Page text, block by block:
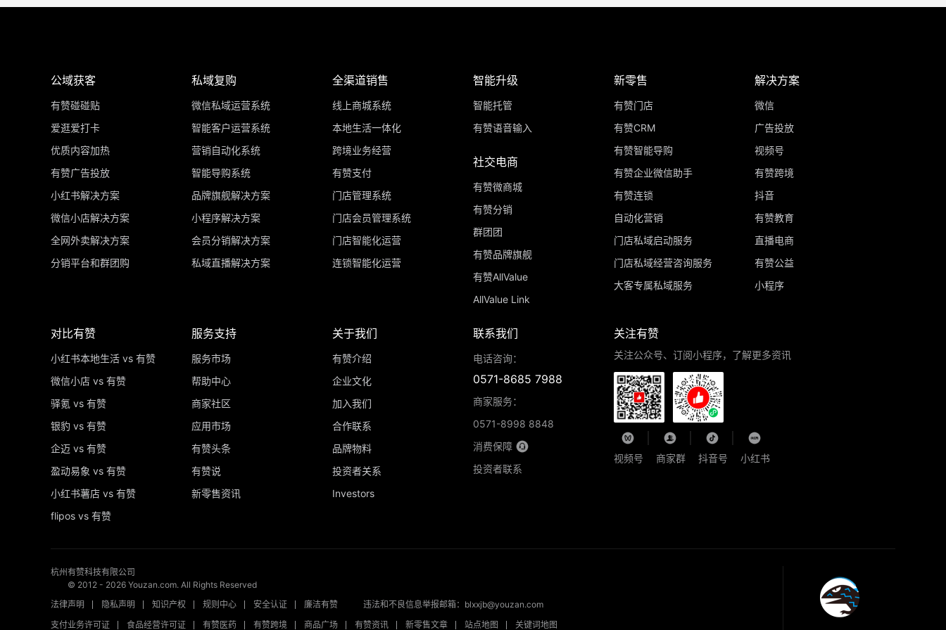
公域获客
有赞碰碰贴
爱逛爱打卡
优质内容加热
有赞广告投放
小红书解决方案
微信小店解决方案
全网外卖解决方案
分销平台和群团购
私域复购
微信私域运营系统
智能客户运营系统
营销自动化系统
智能导购系统
品牌旗舰解决方案
小程序解决方案
会员分销解决方案
私域直播解决方案
全渠道销售
线上商城系统
本地生活一体化
跨境业务经营
有赞支付
门店管理系统
门店会员管理系统
门店智能化运营
连锁智能化运营
智能升级
智能托管
有赞语音输入
社交电商
有赞微商城
有赞分销
群团团
有赞品牌旗舰
有赞AllValue
AllValue Link
新零售
有赞门店
有赞CRM
有赞智能导购
有赞企业微信助手
有赞连锁
自动化营销
门店私域启动服务
门店私域经营咨询服务
大客专属私域服务
解决方案
微信
广告投放
视频号
有赞跨境
抖音
有赞教育
直播电商
有赞公益
小程序
对比有赞
小红书本地生活 vs 有赞
微信小店 vs 有赞
驿氪 vs 有赞
银豹 vs 有赞
企迈 vs 有赞
盈动易象 vs 有赞
小红书薯店 vs 有赞
flipos vs 有赞
服务支持
服务市场
帮助中心
商家社区
应用市场
有赞头条
有赞说
新零售资讯
关于我们
有赞介绍
企业文化
加入我们
合作联系
品牌物料
投资者关系
Investors
联系我们
电话咨询：
0571-8685 7988
商家服务：
0571-8998 8848
消费保障
投资者联系
关注有赞
关注公众号、订阅小程序，了解更多资讯
视频号 商家群 抖音号 小红书
杭州有赞科技有限公司
© 2012 - 2026 Youzan.com. All Rights Reserved
法律声明
隐私声明 知识产权 规则中心 安全认证 廉洁有赞
违法和不良信息举报邮箱：blxxjb@youzan.com
支付业务许可证
食品经营许可证 有赞医药 有赞跨境 商品广场 有赞资讯 新零售文章 站点地图 关键词地图